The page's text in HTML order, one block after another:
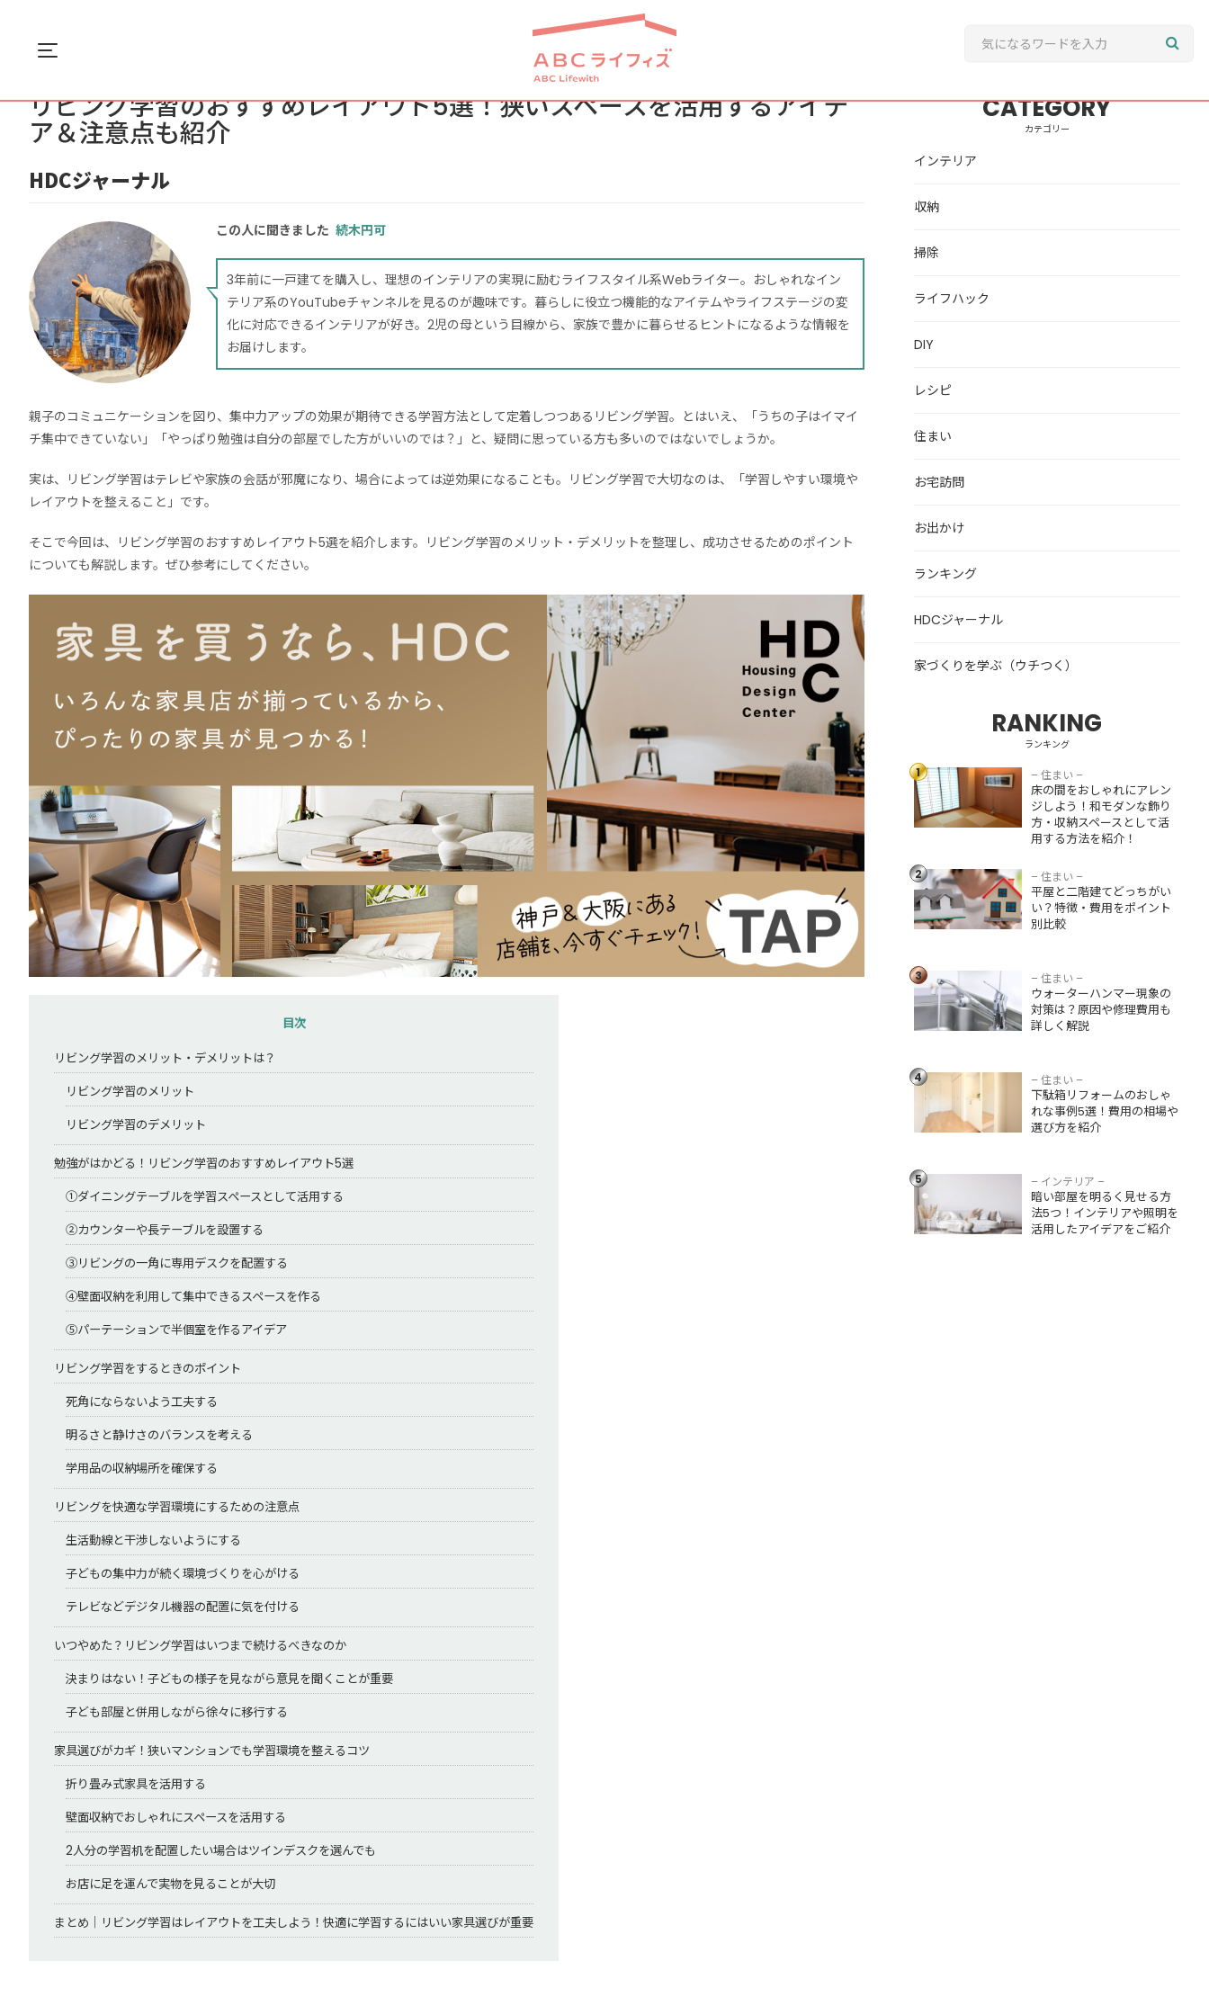
Menu
リビング学習のおすすめレイアウト5選！狭いスペースを活用するアイデ
ア＆注意点も紹介
HDCジャーナル
この人に聞きました 続木円可
3年前に一戸建てを購入し、理想のインテリアの実現に励むライフスタイル系Webライター。おしゃれなイン
テリア系のYouTubeチャンネルを見るのが趣味です。暮らしに役立つ機能的なアイテムやライフステージの変
化に対応できるインテリアが好き。2児の母という目線から、家族で豊かに暮らせるヒントになるような情報を
お届けします。
親子のコミュニケーションを図り、集中力アップの効果が期待できる学習方法として定着しつつあるリビング学習。とはいえ、「うちの子はイマイ
チ集中できていない」「やっぱり勉強は自分の部屋でした方がいいのでは？」と、​​疑問に思っている方も多いのではないでしょうか。
実は、リビング学習はテレビや家族の会話が邪魔になり、場合によっては逆効果になることも。リビング学習で大切なのは、「学習しやすい環境や
レイアウトを整えること」です。
そこで今回は、リビング学習のおすすめレイアウト5選を紹介します。リビング学習のメリット・デメリットを整理し、成功させるためのポイント
についても解説します。ぜひ参考にしてください。
目次
リビング学習のメリット・デメリットは？
リビング学習のメリット
リビング学習のデメリット
勉強がはかどる！リビング学習のおすすめレイアウト5選
①ダイニングテーブルを学習スペースとして活用する
②カウンターや長テーブルを設置する
③リビングの一角に専用デスクを配置する
④壁面収納を利用して集中できるスペースを作る
⑤パーテーションで半個室を作るアイデア
リビング学習をするときのポイント
死角にならないよう工夫する
明るさと静けさのバランスを考える
学用品の収納場所を確保する
リビングを快適な学習環境にするための注意点
生活動線と干渉しないようにする
子どもの集中力が続く環境づくりを心がける
テレビなどデジタル機器の配置に気を付ける
いつやめた？リビング学習はいつまで続けるべきなのか
決まりはない！子どもの様子を見ながら意見を聞くことが重要
子ども部屋と併用しながら徐々に移行する
家具選びがカギ！狭いマンションでも学習環境を整えるコツ
折り畳み式家具を活用する
壁面収納でおしゃれにスペースを活用する
2人分の学習机を配置したい場合はツインデスクを選んでも
お店に足を運んで実物を見ることが大切
まとめ｜リビング学習はレイアウトを工夫しよう！快適に学習するにはいい家具選びが重要
CATEGORY
カテゴリー
インテリア
収納
掃除
ライフハック
DIY
レシピ
住まい
お宅訪問
お出かけ
ランキング
HDCジャーナル
家づくりを学ぶ（ウチつく）
RANKING
ランキング
1
床の間をおしゃれ
り方・収納スペー
スとして活用する
方法を紹介！
– 住まい –
床の間をおしゃれにアレン
ジしよう！和モダンな飾り
方・収納スペースとして活
用する方法を紹介！
2
徴・費用をポイン
ト別比較
– 住まい –
平屋と二階建てどっちがい
い？特徴・費用をポイント
別比較
3
原因や修理費用も
詳しく解説
– 住まい –
ウォーターハンマー現象の
対策は？原因や修理費用も
詳しく解説
4
選！費用の相場や
選び方を紹介
– 住まい –
下駄箱リフォームのおしゃ
れな事例5選！費用の相場や
選び方を紹介
5
暗い部屋を明るく
ンテリアや照明を
活用したアイデア
をご紹介
– インテリア –
暗い部屋を明るく見せる方
法5つ！インテリアや照明を
活用したアイデアをご紹介